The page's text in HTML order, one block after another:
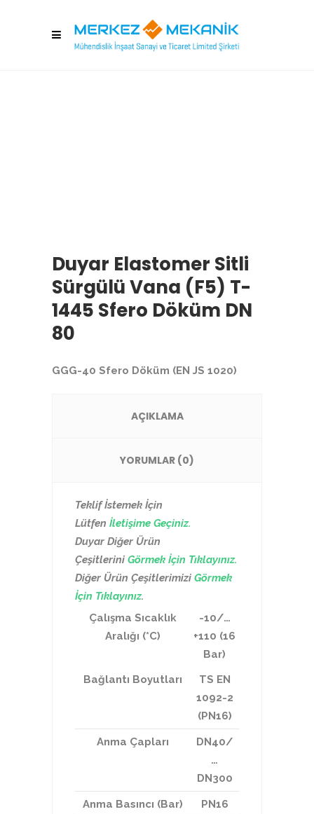
Duyar Elastomer Sitli
Sürgülü Vana (F5) T-
1445 Sfero Döküm DN
80
GGG-40 Sfero Döküm (EN JS 1020)
AÇIKLAMA
YORUMLAR (0)
Teklif İstemek İçin
Lütfen İletişime Geçiniz.
Duyar Diğer Ürün
Çeşitlerini Görmek İçin Tıklayınız.
Diğer Ürün Çeşitlerimizi Görmek
İçin Tıklayınız.
Çalışma Sıcaklık
Aralığı (*C)
-10/…
+110 (16
Bar)
Bağlantı Boyutları
TS EN
1092-2
(PN16)
Anma Çapları
DN40/
…
DN300
Anma Basıncı (Bar) PN16